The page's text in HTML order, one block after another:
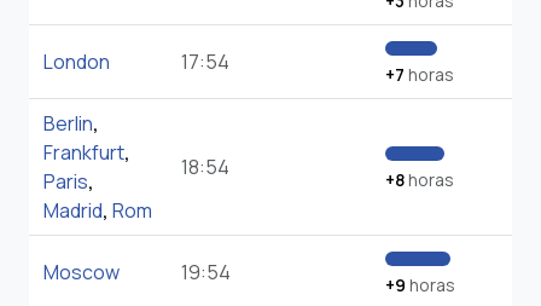
London 17:54 +7 horas
Berlin,
Frankfurt,
Paris,
Madrid, Rom
18:54 +8horas
Moscow 19:54 +9 horas